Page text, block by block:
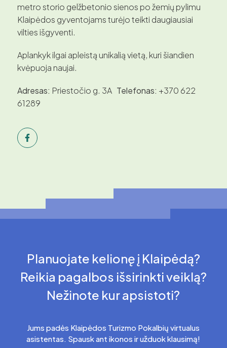
metro storio gelžbetonio sienos po žemių pylimu
Klaipėdos gyventojams turėjo teikti daugiausiai
vilties išgyventi.
Aplankyk ilgai apleistą unikalią vietą, kuri šiandien
kvėpuoja naujai.
Adresas: Priestočio g. 3A Telefonas: +370 622
61289
Planuojate kelionę į Klaipėdą?
Reikia pagalbos išsirinkti veiklą?
Nežinote kur apsistoti?
Jums padės Klaipėdos Turizmo Pokalbių virtualus
asistentas. Spausk ant ikonos ir užduok klausimą!